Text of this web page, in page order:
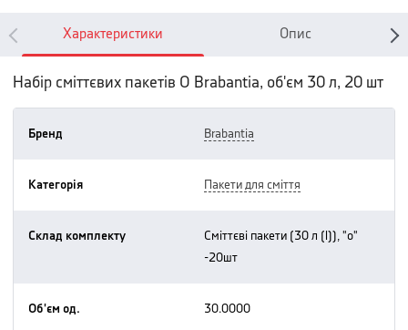
Характеристики Опис
Набір сміттєвих пакетів O Brabantia, об'єм 30 л, 20 шт
Бренд brabantia
Категорія пакети для сміття
Склад комплекту
сміттєві пакети (30 л (l)), "о"
-20шт
Об'єм од. 30.0000